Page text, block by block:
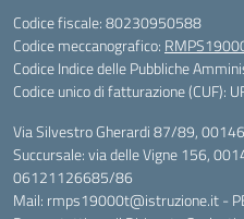
Codice fiscale: 80230950588
Codice meccanografico:
Codice Indice delle Pubbliche
Codice unico di fatturazione (CUF):
Via Silvestro Gherardi 87/89,
Succursale: via delle Vigne 156,
06121126685/86
Mail: rmps19000t@istruzione.it -